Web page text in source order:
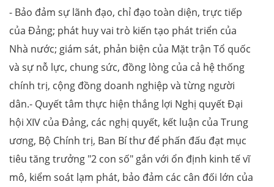
- Bảo đảm sự lãnh đạo, chỉ đạo toàn diện, trực tiếp
của Đảng; phát huy vai trò kiến tạo phát triển của
Nhà nước; giám sát, phản biện của Mặt trận Tổ quốc
và sự nỗ lực, chung sức, đồng lòng của cả hệ thống
chính trị, cộng đồng doanh nghiệp và từng người
dân.- Quyết tâm thực hiện thắng lợi Nghị quyết Đại
hội XIV của Đảng, các nghị quyết, kết luận của Trung
ương, Bộ Chính trị, Ban Bí thư để phấn đấu đạt mục
tiêu tăng trưởng "2 con số" gắn với ổn định kinh tế vĩ
mô, kiểm soát lạm phát, bảo đảm các cân đối lớn của